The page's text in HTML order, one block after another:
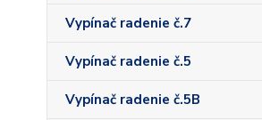
Vypínač radenie č.7
Vypínač radenie č.5
Vypínač radenie č.5B